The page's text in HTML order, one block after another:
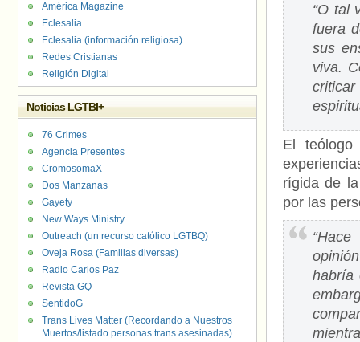
“O tal
fuera
sus
viva.
El
rígida de
por las
habría
América Magazine
Eclesalia
Eclesalia (información religiosa)
Redes Cristianas
Religión Digital
Noticias LGTBI+
76 Crimes
Agencia Presentes
CromosomaX
Dos Manzanas
Gayety
New Ways Ministry
Outreach (un recurso católico LGTBQ)
Oveja Rosa (Familias diversas)
Radio Carlos Paz
Revista GQ
SentidoG
Trans Lives Matter (Recordando a Nuestros
Muertos/listado personas trans asesinadas)